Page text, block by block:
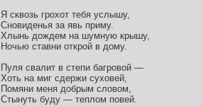
Я сквозь грохот тебя услышу,
Сновиденья за явь приму.
Хлынь дождем на шумную крышу,
Ночью ставни открой в дому.
Пуля свалит в степи багровой —
Хоть на миг сдержи суховей,
Помяни меня добрым словом,
Стынуть буду — теплом повей.